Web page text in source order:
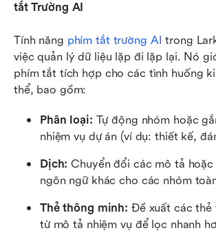
tắt Trường AI
Tính năng phím tắt trường AI trong
việc quản lý dữ liệu lặp đi lặp lại. Nó
phím tắt tích hợp cho các tình huống
thể, bao gồm:
Phân loại: Tự động nhóm hoặc
nhiệm vụ dự án (ví dụ: thiết kế,
Dịch: Chuyển đổi các mô tả hoặc
ngôn ngữ khác cho các nhóm
Thẻ thông minh: Đề xuất các thẻ
từ mô tả nhiệm vụ để lọc nhanh